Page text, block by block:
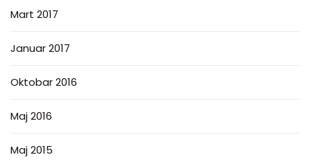
Mart 2017
Januar 2017
Oktobar 2016
Maj 2016
Maj 2015